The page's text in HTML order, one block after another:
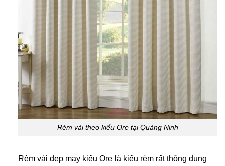
Rèm vải theo kiểu Ore tại Quảng Ninh
Rèm vải đẹp may kiểu Ore là kiểu rèm rất thông dụng